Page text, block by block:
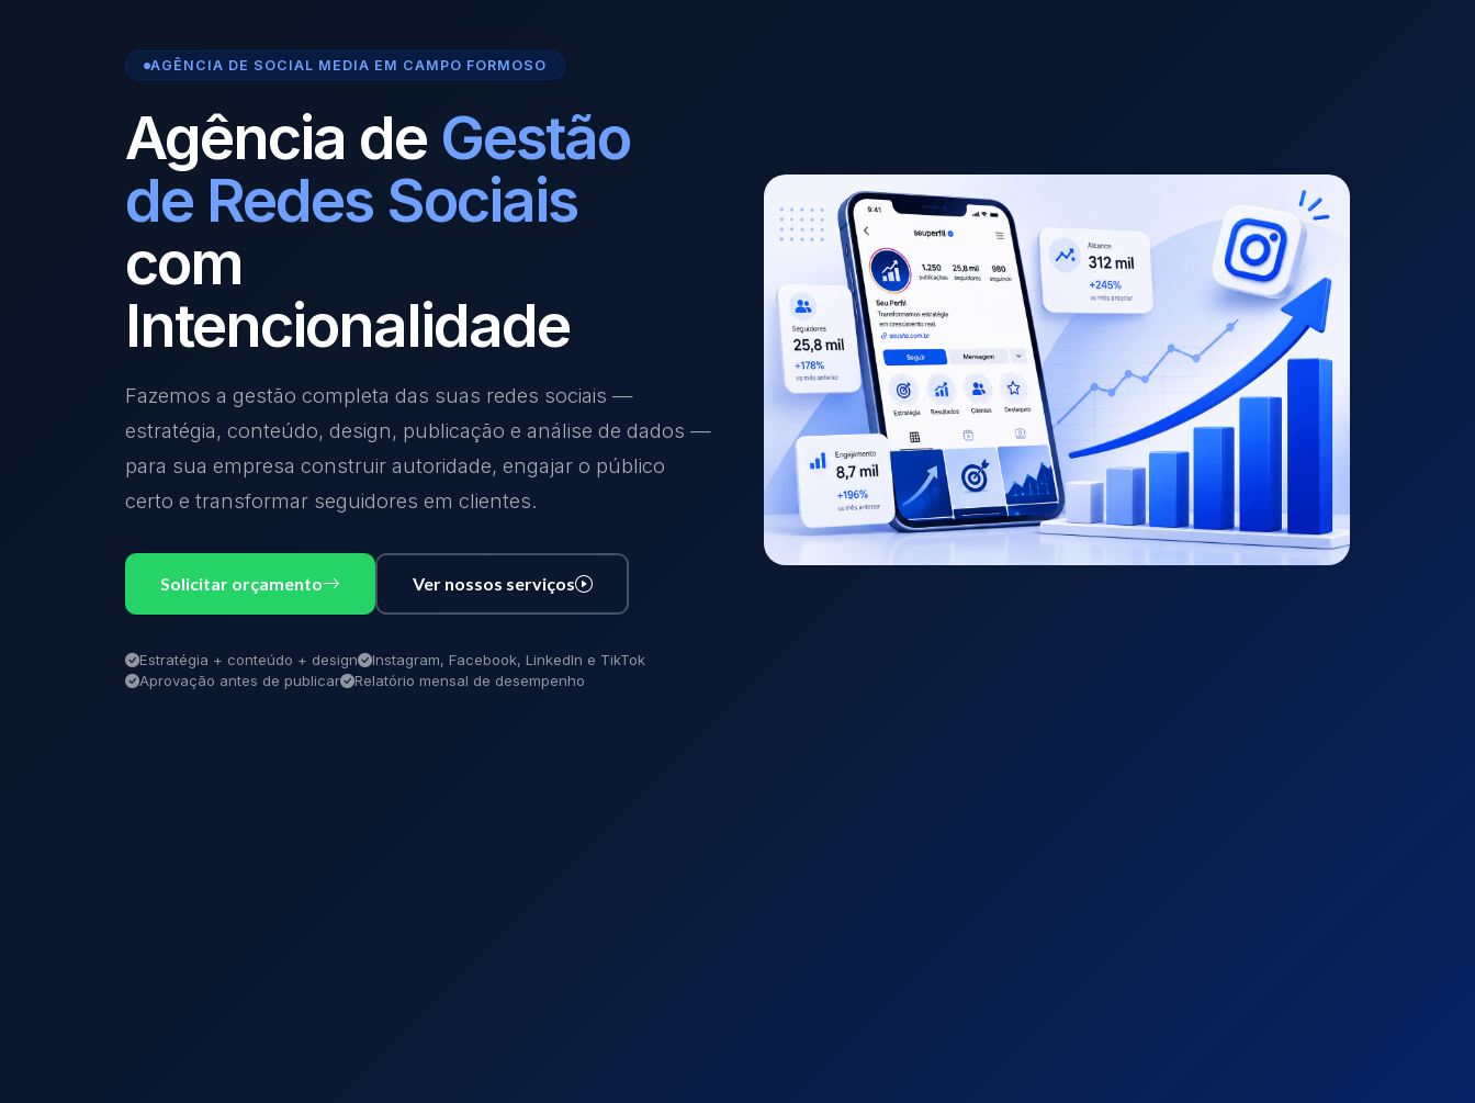
AGÊNCIA DE SOCIAL MEDIA EM CAMPO FORMOSO
Agência de Gestão
de Redes Sociais
com
Intencionalidade
Fazemos a gestão completa das suas redes sociais —
estratégia, conteúdo, design, publicação e análise de dados —
para sua empresa construir autoridade, engajar o público
certo e transformar seguidores em clientes.
Solicitar orçamento Ver nossos serviços
Estratégia + conteúdo + design
Instagram, Facebook, LinkedIn e TikTok
Aprovação antes de publicar
Relatório mensal de desempenho